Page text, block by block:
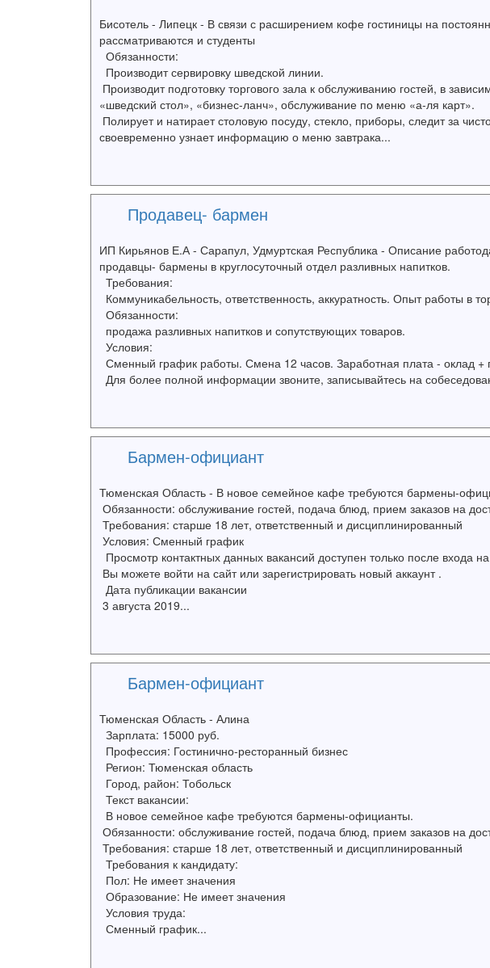
Бисотель - Липецк - В связи с расширением кофе гостиницы на
рассматриваются и студенты
Обязанности:
Производит сервировку шведской линии.
Производит подготовку торгового зала к обслуживанию гостей, в
«шведский стол», «бизнес-ланч», обслуживание по меню «а-ля карт».
Полирует и натирает столовую посуду, стекло, приборы, следит за
своевременно узнает информацию о меню завтрака...
Продавец- бармен
ИП Кирьянов Е.А - Сарапул, Удмуртская Республика - Описание
продавцы- бармены в круглосуточный отдел разливных напитков.
Требования:
Коммуникабельность, ответственность, аккуратность. Опыт работы в
Обязанности:
продажа разливных напитков и сопутствующих товаров.
Условия:
Сменный график работы. Смена 12 часов. Заработная плата - оклад +
Для более полной информации звоните, записывайтесь на
Бармен-официант
Тюменская Область - В новое семейное кафе требуются бармены-
Обязанности: обслуживание гостей, подача блюд, прием заказов на
Требования: старше 18 лет, ответственный и дисциплинированный
Условия: Сменный график
Просмотр контактных данных вакансий доступен только после входа
Вы можете войти на сайт или зарегистрировать новый аккаунт .
Дата публикации вакансии
3 августа 2019...
Бармен-официант
Тюменская Область - Алина
Зарплата: 15000 руб.
Профессия: Гостинично-ресторанный бизнес
Регион: Тюменская область
Город, район: Тобольск
Текст вакансии:
В новое семейное кафе требуются бармены-официанты.
Обязанности: обслуживание гостей, подача блюд, прием заказов на
Требования: старше 18 лет, ответственный и дисциплинированный
Требования к кандидату:
Пол: Не имеет значения
Образование: Не имеет значения
Условия труда:
Сменный график...